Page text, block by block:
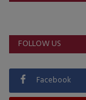
FOLLOW US
Facebook